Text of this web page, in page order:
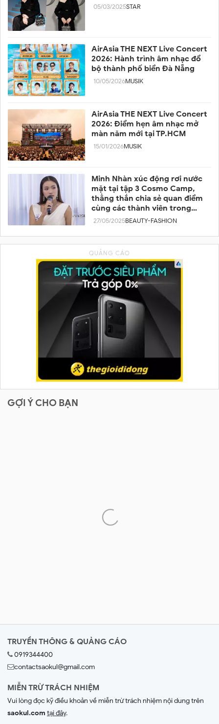
05/03/2025STAR
AirAsia THE NEXT Live Concert
2026: Hành trình âm nhạc đổ
bộ thành phố biển Đà Nẵng
10/05/2026MUSIK
AirAsia THE NEXT Live Concert
2026: Điểm hẹn âm nhạc mở
màn năm mới tại TP.HCM
15/01/2026MUSIK
Minh Nhàn xúc động rơi nước
mặt tại tập 3 Cosmo Camp,
thẳng thắn chia sẻ quan điểm
cùng các thành viên trong
team
27/05/2025BEAUTY-FASHION
GỢI Ý CHO BẠN
TRUYỀN THÔNG & QUẢNG CÁO
0919344400
contactsaokul@gmail.com
MIỄN TRỪ TRÁCH NHIỆM
Vui lòng đọc kỹ điều khoản về miễn trừ trách nhiệm nội dung trên
saokul.com tại đây.